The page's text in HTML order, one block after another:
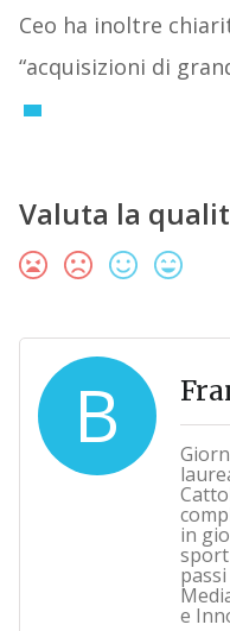
Ceo ha inoltre
“acquisizioni di
Valuta la
B
in
e